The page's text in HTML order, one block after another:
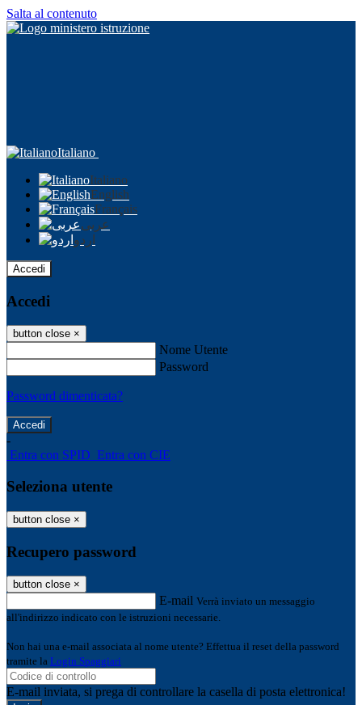
Salta al contenuto
Italiano
Italiano
English
Français
عربى
اردو
Accedi
Accedi
button close ×
Nome Utente
Password
Password dimenticata?
-
Entra con SPID Entra con CIE
Seleziona utente
button close ×
Recupero password
button close ×
E-mail Verrà inviato un messaggio
all'indirizzo indicato con le istruzioni necessarie.
Non hai una e-mail associata al nome utente? Effettua il reset della password
tramite la Login Spaggiari
E-mail inviata, si prega di controllare la casella di posta elettronica!